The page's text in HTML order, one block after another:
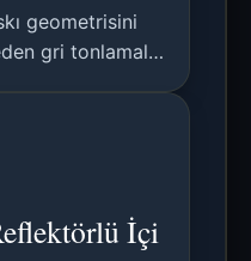
geometrisini
gri tonlamalı
İçi